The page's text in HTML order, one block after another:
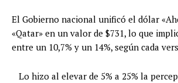
El Gobierno nacional unificó el dólar
«Qatar» en un valor de $731, lo que
entre un 10,7% y un 14%, según cada
Lo hizo al elevar de 5% a 25% la